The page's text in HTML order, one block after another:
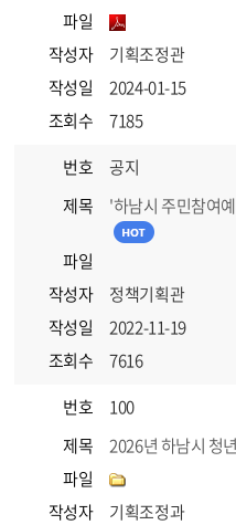
파일
작성자
기획조정관
작성일
2024-01-15
조회수
7185
번호
공지
제목
'하남시 주민참여
파일
작성자
정책기획관
작성일
2022-11-19
조회수
7616
번호
100
제목
2026년 하남시 청
파일
작성자
기획조정과